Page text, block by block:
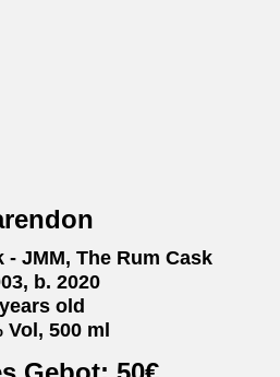
- JMM, The Rum Cask
b. 2020
old
Vol, 500 ml